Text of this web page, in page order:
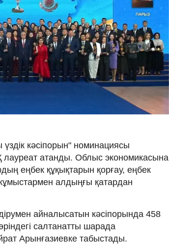
кәсіпорын" номинациясы
атанды. Облыс экономикасына
еңбек құқықтарын қорғау, еңбек
алдыңғы қатардан
айналысатын кәсіпорында 458
салтанатты шарада
Арынғазиевке табыстады.